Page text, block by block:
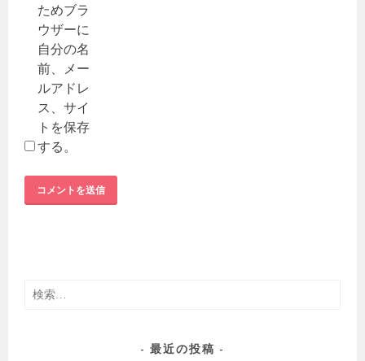
ためブラ
ウザーに
自分の名
前、メー
ルアドレ
ス、サイ
トを保存
する。
検
最近の投稿